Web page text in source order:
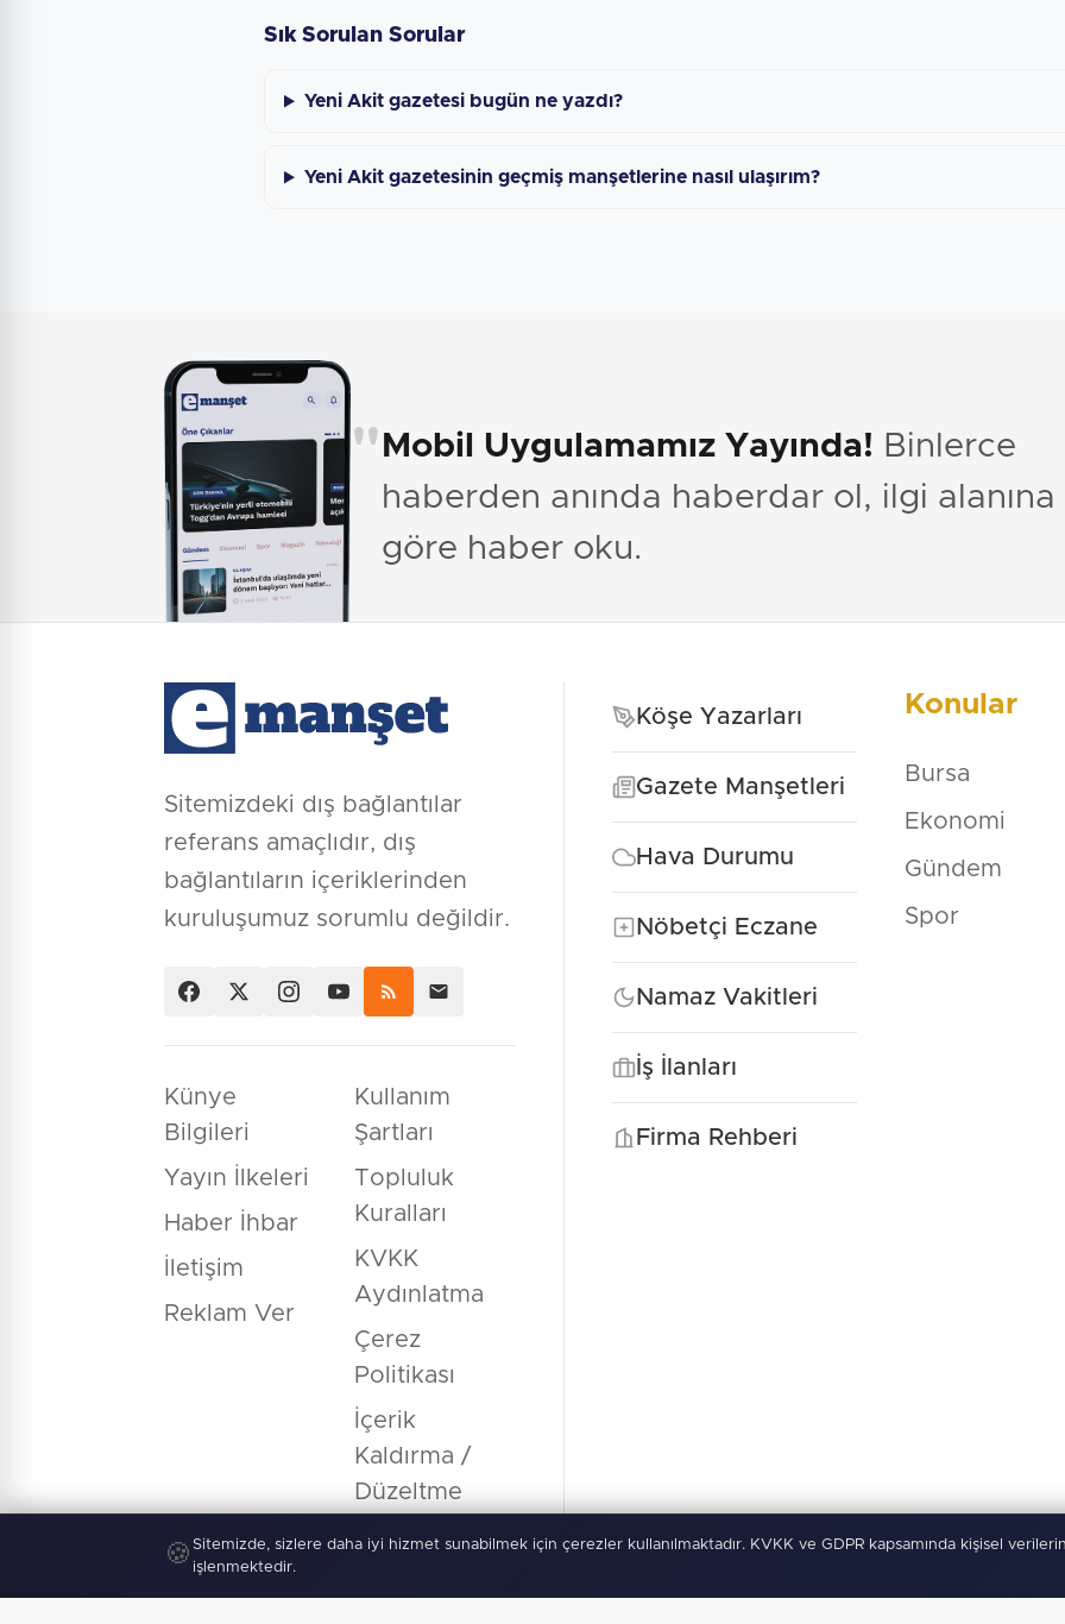
Sık Sorulan Sorular
Yeni Akit gazetesi bugün ne yazdı?
Yeni Akit gazetesinin geçmiş manşetlerine nasıl ulaşırım?
" Mobil Uygulamamız Yayında! Binlerce
haberden anında haberdar ol, ilgi alanına
göre haber oku.
Sitemizdeki dış bağlantılar
referans amaçlıdır, dış
bağlantıların içeriklerinden
kuruluşumuz sorumlu değildir.
Künye
Bilgileri
Yayın İlkeleri
Haber İhbar
İletişim
Reklam Ver
Kullanım
Şartları
Topluluk
Kuralları
KVKK
Aydınlatma
Çerez
Politikası
İçerik
Kaldırma /
Düzeltme
Köşe Yazarları
Gazete Manşetleri
Hava Durumu
Nöbetçi Eczane
Namaz Vakitleri
İş İlanları
Firma Rehberi
Konular
Bursa
Ekonomi
Gündem
Spor
🍪 Sitemizde, sizlere daha iyi hizmet sunabilmek için çerezler kullanılmaktadır. KVKK ve GDPR kapsamında kişisel
işlenmektedir.
© Copyright 2026 E-Manşet Tüm Hakları Saklıdır-Kullanım ŞartlarıKVKKÇerez Politikası